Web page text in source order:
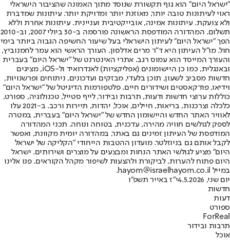
"ישראל היום" הוא גוף תקשורת שנוסד מתוך האמונה שהציבור הישראלי
ראוי לעיתונות טובה יותר, מאוזנת יותר ומדויקת יותר. עיתונות שמדברת
ולא צועקת. עיתונות אמינה, אובייקטיבית ועניינית. עיתונות אחרת וללא
תשלום. המהדורה המודפסת הראשונה פורסמה ב-30 ביולי 2007, וב-2010
הפך "ישראל היום" לעיתון הישראלי בעל שיעור החשיפה הגבוה ביותר בימי
חול. מו"ל העיתון היא ד"ר מרים אדלסון. העורך הראשי הוא עמר לחמנוביץ,
והעורך המייסד הוא עמוס רגב. אתרי האינטרנט של "ישראל היום" בעברית
ובאנגלית, כמו כן היישומונים (אפליקציות) לאנדרואיד ול-iOS, מציגים
חדשות מסביב לשעון, תוכן בלעדי, מבזקים ועדכונים, ניתוחים ופרשנויות,
וידיאו, פודקאסטים ושידורים חיים. פלטפורמות הדיגיטל של "ישראל היום"
כוללות ערוצי חדשות ודעות, תרבות ובידור, לייף סטייל, טכנולוגיה, ספורט,
כלכלה וצרכנות, בריאות, חיילים, אוכל, יהדות, תיירות ורכב. ב-2021 עלו
לאוויר האתר החדש והיישומון החדש של "ישראל היום" בעברית, במטרה
לספק לגולשים חוויה מהירה, עדכנית, בטוחה ונוחה. תכני המהדורה
המודפסת של העיתון זמינים גם באתר, במהדורה יומית מקוונת, ואפשר
לקבל אותם גם בניוזלטר. מועדון ההטבות הייחודי "הקליקה של ישראל
היום" מציע לגולשי האתר הנחות ומבצעים על מוצרים ושירותים. ישראל
היום פתוח להערות, לביקורת ולהצעות לשיפור מקהל הקוראים. פנו אלינו
במייל hayom@israelhayom.co.il.
יום שני, 4.5.2026
י"ז באייר תשפ"ו
חדשות
דעות
ספורט
ForReal
תרבות ובידור
אוכל